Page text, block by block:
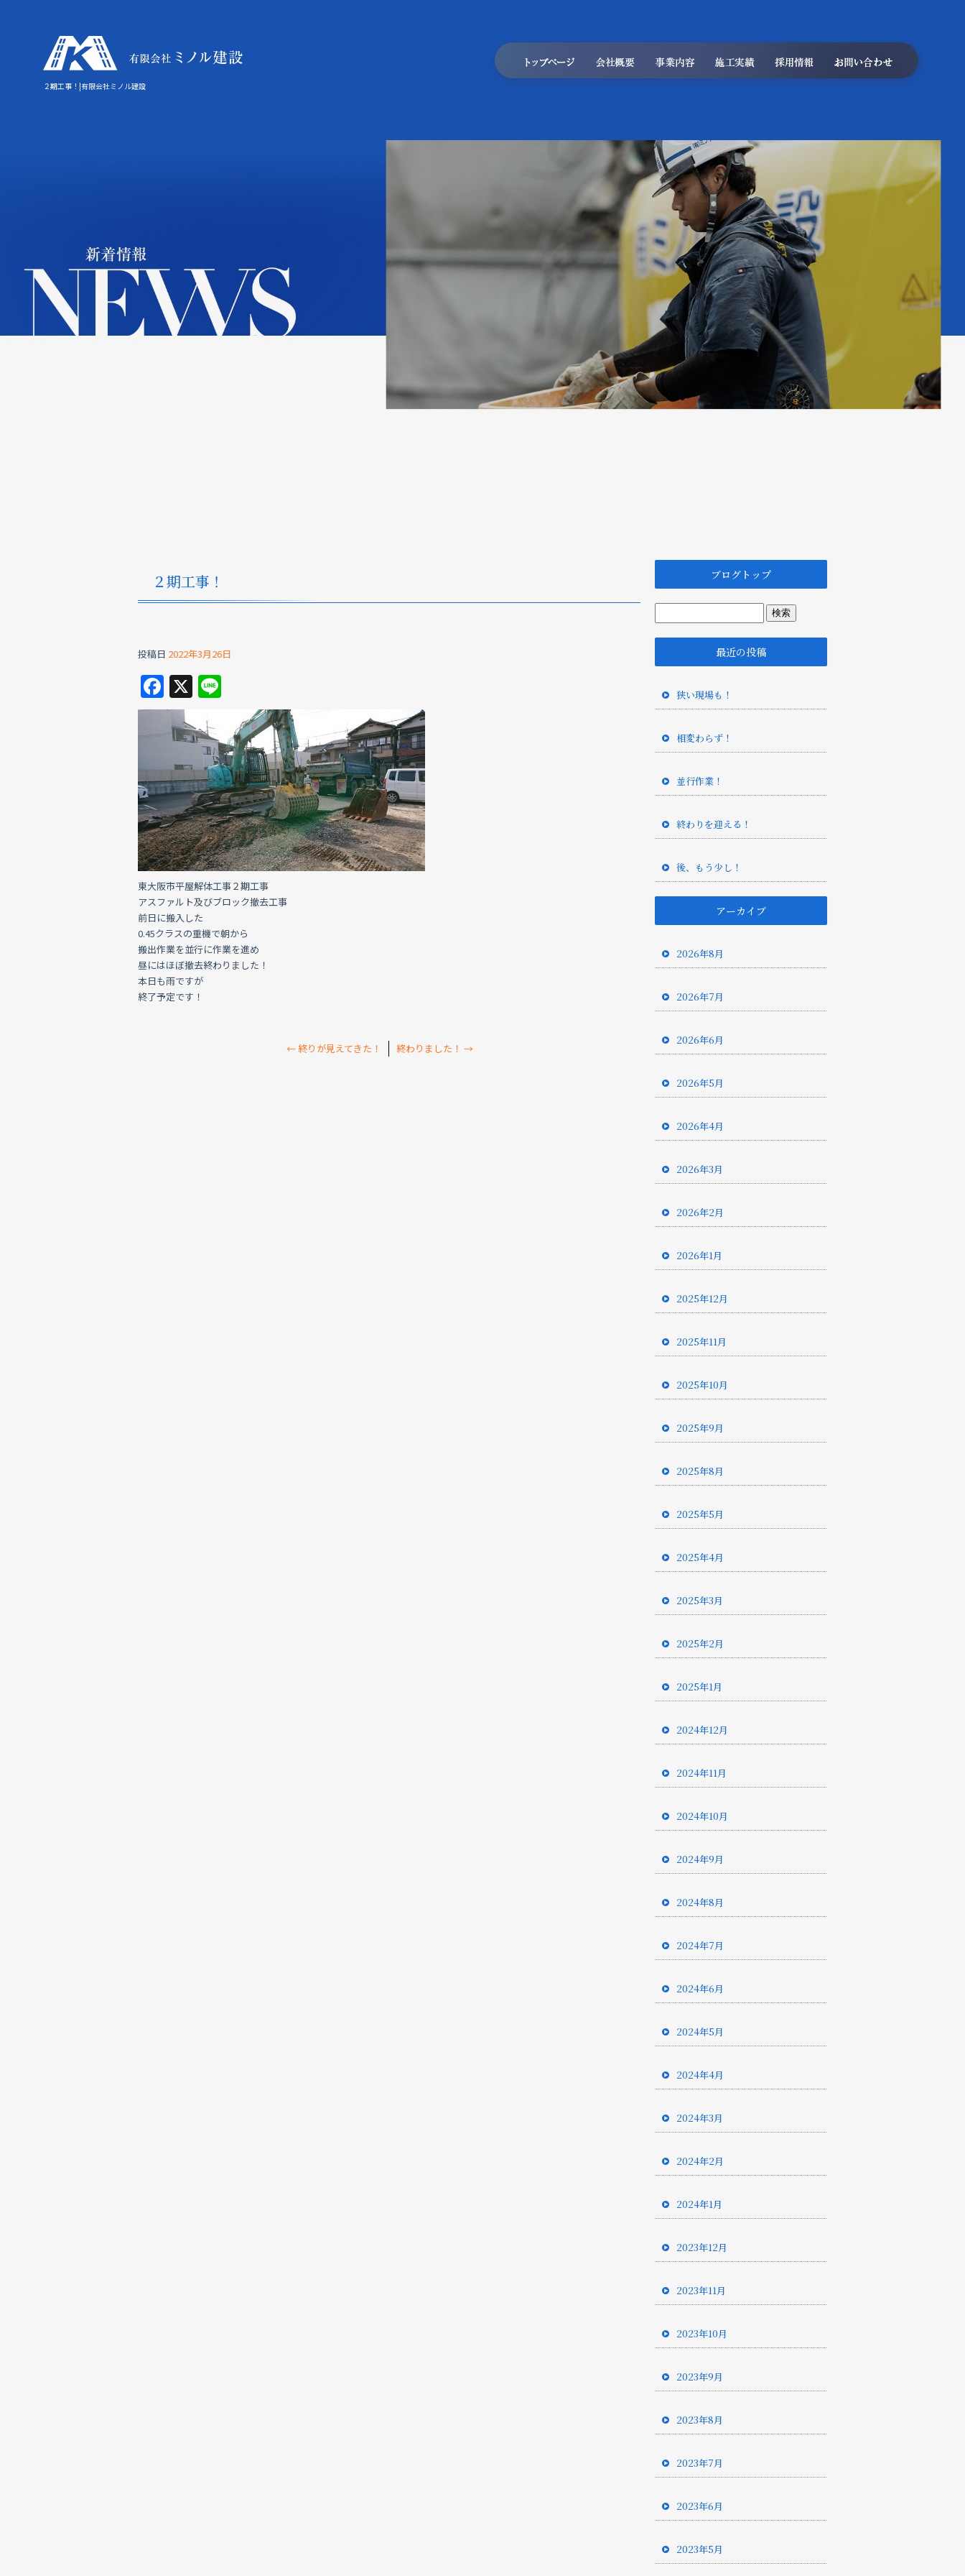
２期工事！|有限会社ミノル建設
２期工事！
投稿日 2022年3月26日
F
a
c
e
b
o
o
k
X
e
東大阪市平屋解体工事２期工事
アスファルト及びブロック撤去工事
前日に搬入した
0.45クラスの重機で朝から
搬出作業を並行に作業を進め
昼にはほぼ撤去終わりました！
本日も雨ですが
終了予定です！
← 終りが見えてきた！ 終わりました！ →
ブログトップ
最近の投稿
狭い現場も！
相変わらず！
並行作業！
終わりを迎える！
後、もう少し！
アーカイブ
2026年8月
2026年7月
2026年6月
2026年5月
2026年4月
2026年3月
2026年2月
2026年1月
2025年12月
2025年11月
2025年10月
2025年9月
2025年8月
2025年5月
2025年4月
2025年3月
2025年2月
2025年1月
2024年12月
2024年11月
2024年10月
2024年9月
2024年8月
2024年7月
2024年6月
2024年5月
2024年4月
2024年3月
2024年2月
2024年1月
2023年12月
2023年11月
2023年10月
2023年9月
2023年8月
2023年7月
2023年6月
2023年5月